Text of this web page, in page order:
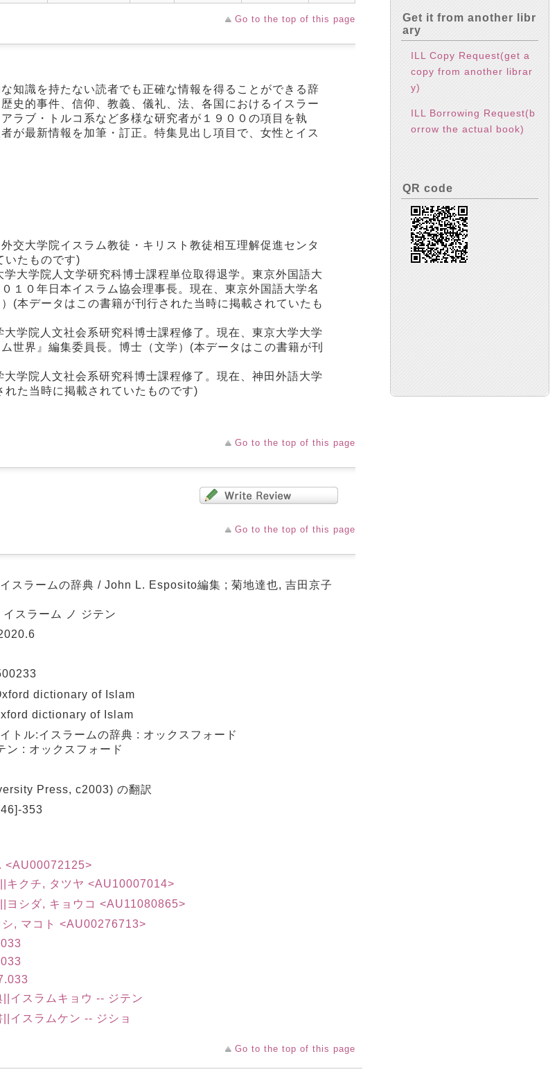
Go to the top of this page
知識を持たない読者でも正確な情報を得ることができる辞
史的事件、信仰、教義、儀礼、法、各国におけるイスラー
ラブ・トルコ系など多様な研究者が１９００の項目を執
が最新情報を加筆・訂正。特集見出し項目で、女性とイス
交大学院イスラム教徒・キリスト教徒相互理解促進センタ
いたものです)
大学院人文学研究科博士課程単位取得退学。東京外国語大
１０年日本イスラム協会理事長。現在、東京外国語大学名
(本データはこの書籍が刊行された当時に掲載されていたも
学院人文社会系研究科博士課程修了。現在、東京大学大学
世界』編集委員長。博士（文学）(本データはこの書籍が刊
学院人文社会系研究科博士課程修了。現在、神田外語大学
た当時に掲載されていたものです)
Go to the top of this page
Go to the top of this page
スラームの辞典 / John L. Esposito編集 ; 菊地達也, 吉田京子
スラーム ノ ジテン
dictionary of Islam
dictionary of Islam
トル:イスラームの辞典 : オックスフォード
ン : オックスフォード
Press, c2003) の翻訳
353
<AU00072125>
キクチ, タツヤ <AU10007014>
ヨシダ, キョウコ <AU11080865>
シ, マコト <AU00276713>
イスラムキョウ -- ジテン
イスラムケン -- ジショ
Go to the top of this page
Get it from another libr
ary
ILL Copy Request(get a
copy from another librar
y)
ILL Borrowing Request(b
orrow the actual book)
QR code